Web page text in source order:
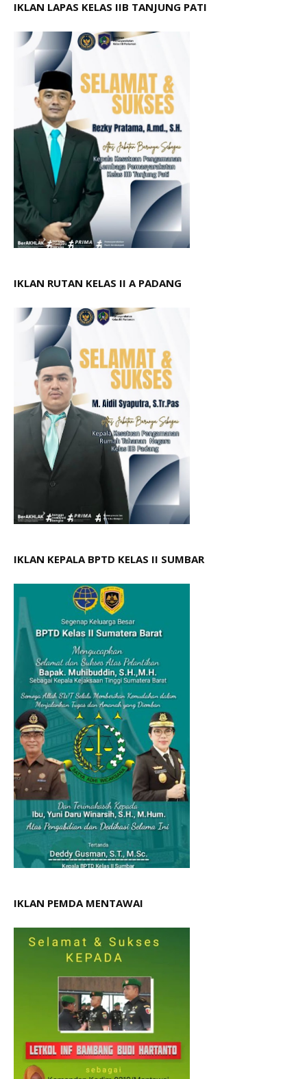
IKLAN LAPAS KELAS IIB TANJUNG PATI
IKLAN RUTAN KELAS II A PADANG
IKLAN KEPALA BPTD KELAS II SUMBAR
IKLAN PEMDA MENTAWAI